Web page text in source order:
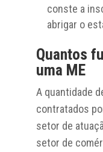
conste a
abrigar o
Quantos
uma ME
A quantidade
contratados
setor de
setor de